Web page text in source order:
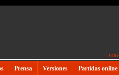
Prensa Versiones Partidas online